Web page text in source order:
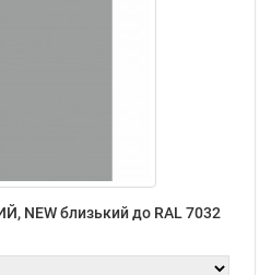
NEW близький до RAL 7032